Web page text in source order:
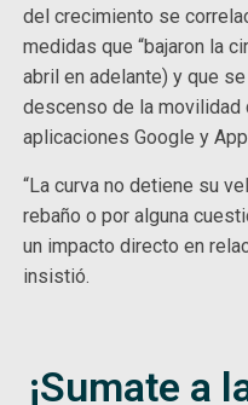
del crecimiento se
medidas que “bajaron la
abril en adelante) y que
descenso de la movilidad
aplicaciones Google y
“La curva no detiene su
rebaño o por alguna
un impacto directo en
insistió.
¡Sumate a